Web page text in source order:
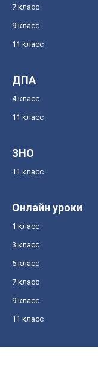
7 класс
9 класс
11 класс
ДПА
4 класс
11 класс
ЗНО
11 класс
Онлайн уроки
1 класс
3 класс
5 класс
7 класс
9 класс
11 класс